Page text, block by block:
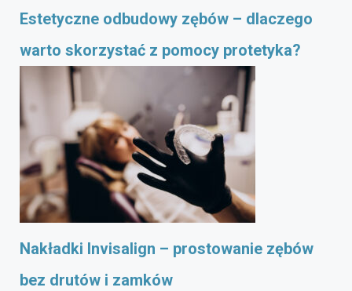
Estetyczne odbudowy zębów – dlaczego
warto skorzystać z pomocy protetyka?
Nakładki Invisalign – prostowanie zębów
bez drutów i zamków